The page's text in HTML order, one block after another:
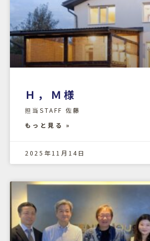
Ｈ，Ｍ様
担当STAFF 佐藤
もっと見る »
2025年11月14日